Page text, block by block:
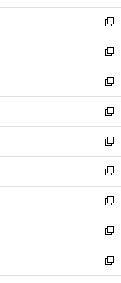
開
く
ウ
で
開
く
ン
ド
ウ
で
開
く
ウ
ィ
ン
ド
ウ
で
開
く
新
し
い
ウ
ィ
ン
ド
ウ
で
開
く
新
し
い
ウ
ィ
ン
ド
ウ
で
開
く
新
し
い
ウ
ィ
ン
ド
ウ
で
開
く
新
し
い
ウ
ィ
ン
ド
ウ
で
開
く
新
し
い
ウ
ィ
ン
ド
ウ
で
開
新
し
い
ウ
ィ
ン
ド
ウ
新
し
い
ウ
ィ
ン
新
し
い
ウ
新
し